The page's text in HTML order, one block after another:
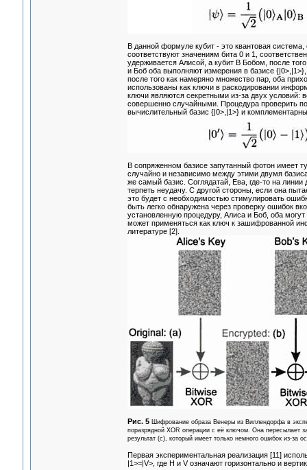
В данной формуле кубит - это квантовая
соответствуют значениям бита 0 и 1,
удерживается Алисой, а кубит В Бобом, после
и Боб оба выполняют измерения в базисе
после того как намеряно множество пар, оба
использованы как ключи в раскодировании
ключи являются секретными из-за двух условий:
совершенно случайными. Процедура проверить
вычислительный базис {|0>,|1>} и
В сопряженном базисе запутанный фотон имеет
случайно и независимо между этими двумя
же самый базис. Соглядатай, Ева, где-то на
терпеть неудачу. С другой стороны, если она
это будет с необходимостью стимулировать
быть легко обнаружена через проверку ошибок
установленную процедуру, Алиса и Боб, оба могут
может применяться как ключ к зашифрованной
литературе [2].
Рис. 5 Шифрование образа Венеры из Виллендорфа в
поразрядной XOR операции с её ключом. Она пересылает
результат (c), который имеет только немного ошибок из-за
Первая экспериментальная реализация [11]
|1>=|V>, где H и V означают горизонтально и